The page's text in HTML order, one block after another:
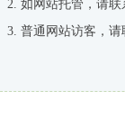
如网站托管，请联
普通网站访客，请